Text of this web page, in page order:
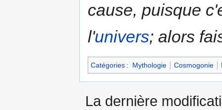
cause, puisque
l'univers; alors
Catégories : Mythologie Cosmogonie
La dernière